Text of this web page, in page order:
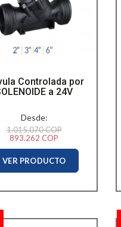
Controlada por
a 24V
Desde:
1.015.070 COP
893.262 COP
VER PRODUCTO